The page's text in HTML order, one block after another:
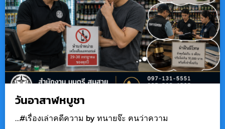
วันอาสาฬหบูชา
…#เรื่องเล่าคดีความ by ทนายจ๊ะ ฅนว่าความ